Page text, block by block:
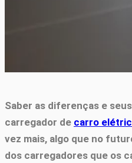
Saber as diferenças e
carregador de carro
vez mais, algo que no
dos carregadores que os